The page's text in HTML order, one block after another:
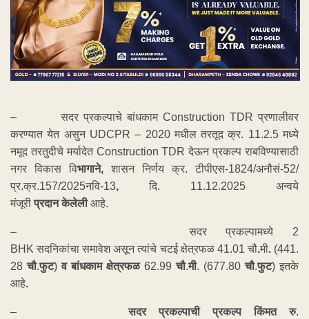
– सदर प्रकल्पाचे बांधकाम Construction TDR प्रणालीवर
करण्यात येत असुन UDCPR – 2020 मधील तरतूद क्र. 11.2.5 मध्ये
नमूद तरतुदीचे मर्यादेत Construction TDR देऊन प्रकल्प राबविण्यासाठी
नगर विकास विभागाने, शासन निर्णय क्र. टीपीएस-1824/अनौसं-52/
प्र.क्र.157/2025नवि-13, दि. 11.12.2025 अन्वये
मंजूरीप्रदान केलेलीआहे.
– सदर प्रकल्पामध्ये 2
BHK सदनिकांचा समावेश असून त्यांचे चटई क्षेत्रफळ 41.01 चौ.मी. (441.
28चौ.फुट)व बांधकाम क्षेत्रफळ62.99चौ.मी. (677.80चौ.फुट) इतके
आहे.
–सदर प्रकल्पाची प्रकल्प किंमत रु.